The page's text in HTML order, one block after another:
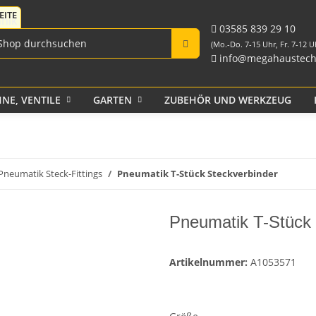
03585 839 29 10
(Mo.-Do. 7-15 Uhr, Fr. 7-12
VENTILE GARTEN ZUBEHÖR UND WERKZEUG
Steck-Fittings Pneumatik T-Stück Steckverbinder
Pneumatik T-
Artikelnummer: A1053571